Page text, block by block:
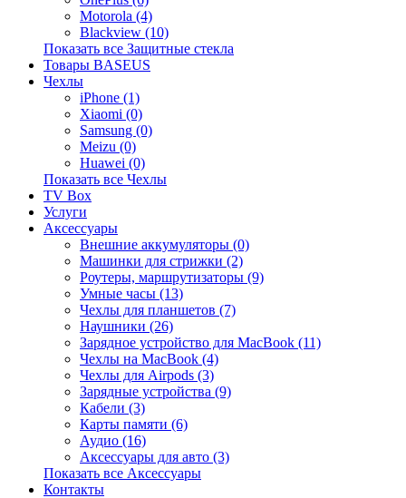
Motorola (4)
Blackview (10)
Показать все Защитные стекла
Товары BASEUS
Чехлы
iPhone (1)
Xiaomi (0)
Samsung (0)
Meizu (0)
Huawei (0)
Показать все Чехлы
TV Box
Услуги
Аксессуары
Внешние аккумуляторы (0)
Машинки для стрижки (2)
Роутеры, маршрутизаторы (9)
Умные часы (13)
Чехлы для планшетов (7)
Наушники (26)
Зарядное устройство для MacBook (11)
Чехлы на MacBook (4)
Чехлы для Airpods (3)
Зарядные устройства (9)
Кабели (3)
Карты памяти (6)
Аудио (16)
Аксессуары для авто (3)
Показать все Аксессуары
Контакты